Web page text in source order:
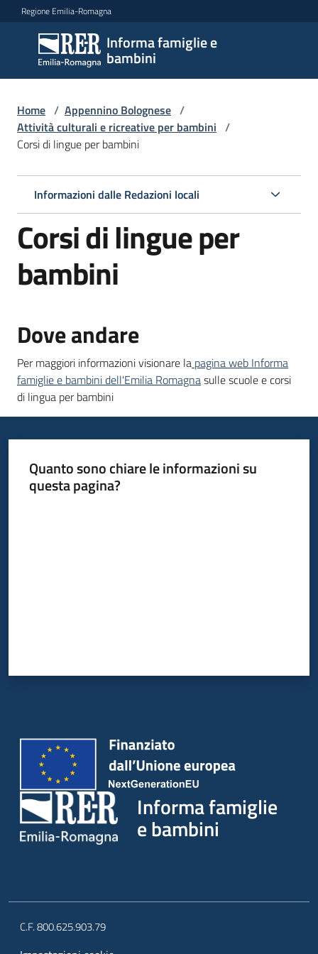
Vai al contenuto
Vai alla navigazione
Vai al footer
Regione Emilia-Romagna
Informa famiglie e
bambini
Informa
famiglie
e
bambini
Centri
per
Informazioni
locali
Newsletter
Home / Appennino Bolognese /
Attività culturali e ricreative per bambini /
Corsi di lingue per bambini
Informazioni dalle Redazioni locali
Corsi di lingue per
bambini
Dove andare
Per maggiori informazioni visionare la pagina web Informa
famiglie e bambini dell'Emilia Romagnasulle scuole e corsi
di lingua per bambini
Quanto sono chiare le informazioni su
questa pagina?
Informa famiglie
e bambini
C.F. 800.625.903.79